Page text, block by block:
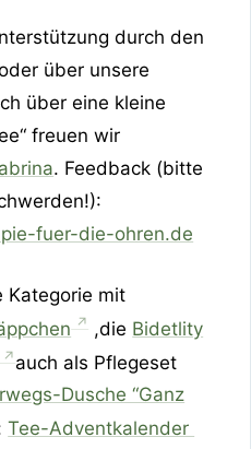
durch den
über unsere
über eine kleine
freuen wir
. Feedback (bitte
fuer-die-ohren.de
Kategorie mit
,die Bidetlity
auch als Pflegeset
Dusche “Ganz
Tee-Adventkalender